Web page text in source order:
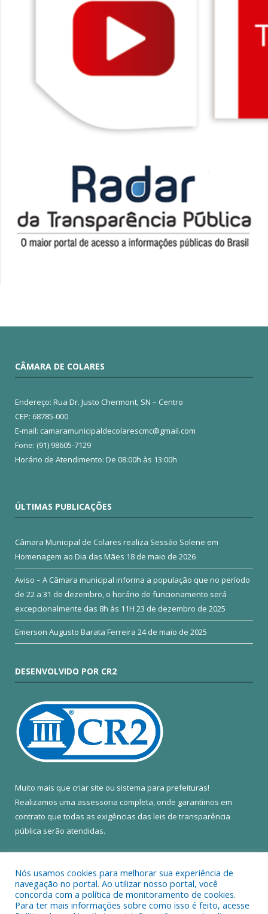
CÂMARA DE COLARES
Endereço: Rua Dr. Justo Chermont, SN – Centro
CEP: 68785-000
E-mail: camaramunicipaldecolarescmc@gmail.com
Fone: (91) 98605-7129
Horário de Atendimento: De 08:00h às 13:00h
ÚLTIMAS PUBLICAÇÕES
Câmara Municipal de Colares realiza Sessão Solene em
Homenagem ao Dia das Mães 18 de maio de 2026
Aviso – A Câmara municipal informa a população que no período
de 22 a 31 de dezembro, o horário de funcionamento será
excepcionalmente das 8h às 11H 23 de dezembro de 2025
Emerson Augusto Barata Ferreira 24 de maio de 2025
DESENVOLVIDO POR CR2
Muito mais que criar site ou sistema para prefeituras!
Realizamos uma assessoria completa, onde garantimos em
contrato que todas as exigências das leis de transparência
pública serão atendidas.
Nós usamos cookies para melhorar sua experiência de
navegação no portal. Ao utilizar nosso portal, você
concorda com a política de monitoramento de cookies.
Para ter mais informações sobre como isso é feito, acesse